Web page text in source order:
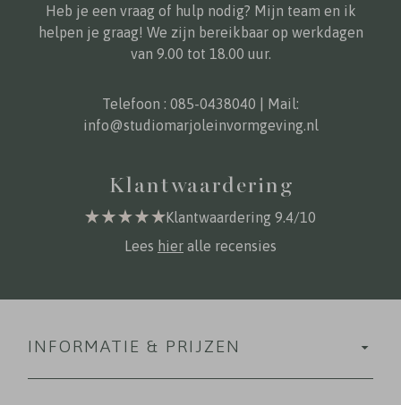
Heb je een vraag of hulp nodig? Mijn team en ik
helpen je graag! We zijn bereikbaar op werkdagen
van 9.00 tot 18.00 uur.
Telefoon : 085-0438040 | Mail:
info@studiomarjoleinvormgeving.nl
Klantwaardering
Klantwaardering 9.4/10
Lees hier alle recensies
INFORMATIE & PRIJZEN